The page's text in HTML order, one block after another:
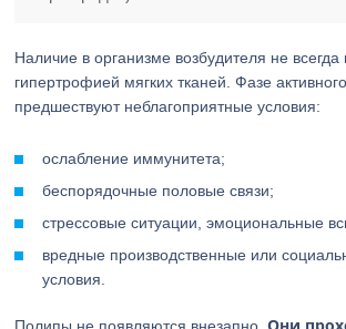
Наличие в организме возбудителя не всегда
гипертрофией мягких тканей. Фазе
предшествуют неблагоприятные условия:
ослабление иммунитета;
беспорядочные половые связи;
стрессовые ситуации, эмоциональные
вредные производственные или
условия.